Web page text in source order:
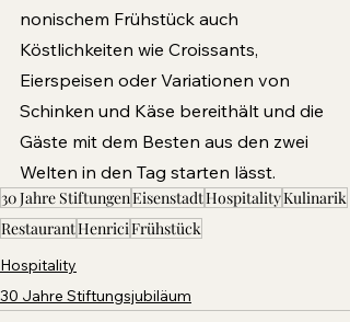
nonischem Frühstück auch
Köstlichkeiten wie Croissants,
Eierspeisen oder Variationen von
Schinken und Käse bereithält und die
Gäste mit dem Besten aus den zwei
Welten in den Tag starten lässt.
30 Jahre StiftungenEisenstadtHospitalityKulinarik
RestaurantHenriciFrühstück
Hospitality
30 Jahre Stiftungsjubiläum